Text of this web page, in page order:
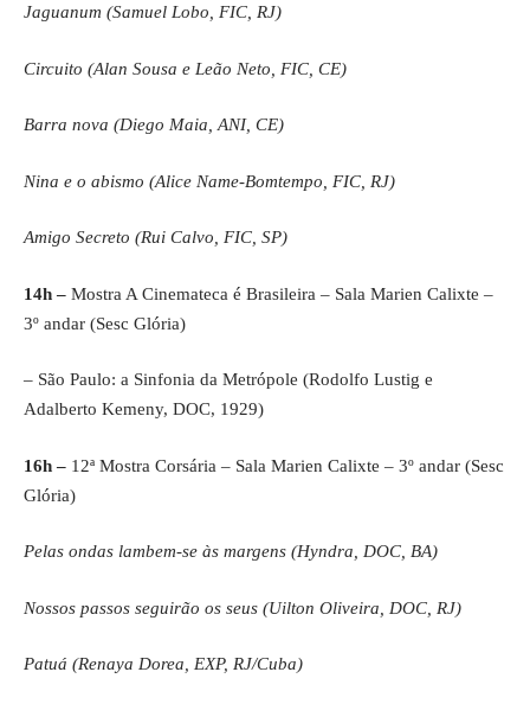
Jaguanum (Samuel Lobo, FIC, RJ)
Circuito (Alan Sousa e Leão Neto, FIC, CE)
Barra nova (Diego Maia, ANI, CE)
Nina e o abismo (Alice Name-Bomtempo, FIC, RJ)
Amigo Secreto (Rui Calvo, FIC, SP)
14h – Mostra A Cinemateca é Brasileira – Sala Marien Calixte –
3º andar (Sesc Glória)
– São Paulo: a Sinfonia da Metrópole (Rodolfo Lustig e
Adalberto Kemeny, DOC, 1929)
16h – 12ª Mostra Corsária – Sala Marien Calixte – 3º andar (Sesc
Glória)
Pelas ondas lambem-se às margens (Hyndra, DOC, BA)
Nossos passos seguirão os seus (Uilton Oliveira, DOC, RJ)
Patuá (Renaya Dorea, EXP, RJ/Cuba)